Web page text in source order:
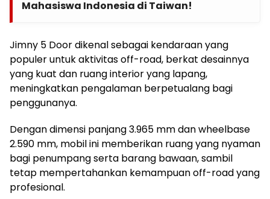
Mahasiswa Indonesia di Taiwan!
Jimny 5 Door dikenal sebagai kendaraan yang
populer untuk aktivitas off-road, berkat desainnya
yang kuat dan ruang interior yang lapang,
meningkatkan pengalaman berpetualang bagi
penggunanya.
Dengan dimensi panjang 3.965 mm dan wheelbase
2.590 mm, mobil ini memberikan ruang yang nyaman
bagi penumpang serta barang bawaan, sambil
tetap mempertahankan kemampuan off-road yang
profesional.